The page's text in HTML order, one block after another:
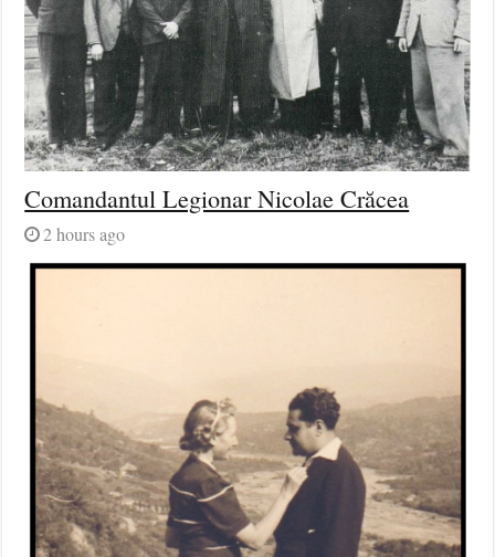
Comandantul Legionar Nicolae Crăcea
2 hours ago